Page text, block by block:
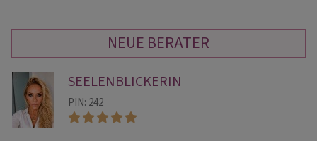
NEUE BERATER
SEELENBLICKERIN
PIN: 242